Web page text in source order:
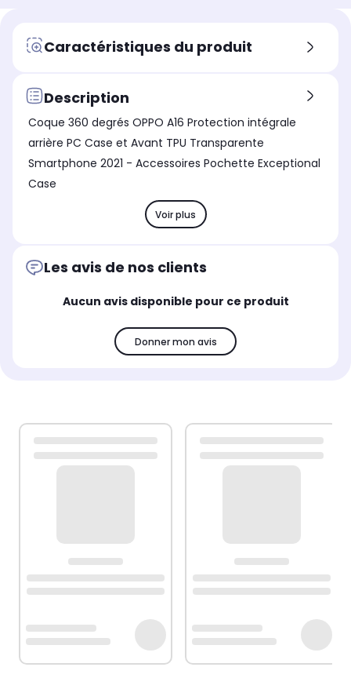
Caractéristiques du produit
Description
Coque 360 degrés OPPO A16 Protection intégrale
arrière PC Case et Avant TPU Transparente
Smartphone 2021 - Accessoires Pochette Exceptional
Case
Voir plus
Les avis de nos clients
Aucun avis disponible pour ce produit
Donner mon avis